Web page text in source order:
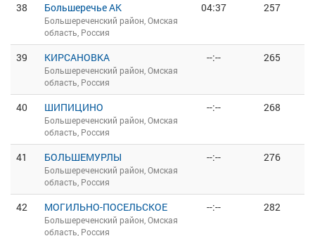
38 Большеречье АК
Большереченский район, Омская
область, Россия
04:37 257
39 КИРСАНОВКА
Большереченский район, Омская
область, Россия
--:-- 265
40 ШИПИЦИНО
Большереченский район, Омская
область, Россия
--:-- 268
41 БОЛЬШЕМУРЛЫ
Большереченский район, Омская
область, Россия
--:-- 276
42 МОГИЛЬНО-ПОСЕЛЬСКОЕ
Большереченский район, Омская
область, Россия
--:-- 282